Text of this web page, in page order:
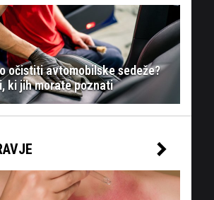
očistiti avtomobilske sedeže?
ki jih morate poznati